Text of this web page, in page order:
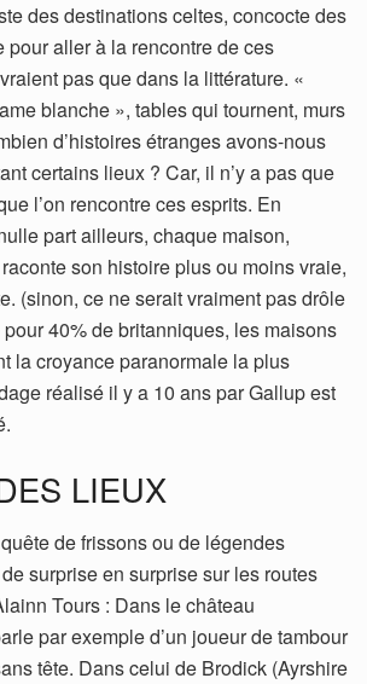
des destinations celtes, concocte des
pour aller à la rencontre de ces
pas que dans la littérature. «
blanche », tables qui tournent, murs
d’histoires étranges avons-nous
certains lieux ? Car, il n’y a pas que
l’on rencontre ces esprits. En
part ailleurs, chaque maison,
son histoire plus ou moins vraie,
(sinon, ce ne serait vraiment pas drôle
40% de britanniques, les maisons
la croyance paranormale la plus
réalisé il y a 10 ans par Gallup est
LIEUX
de frissons ou de légendes
surprise en surprise sur les routes
Tours : Dans le château
par exemple d’un joueur de tambour
tête. Dans celui de Brodick (Ayrshire